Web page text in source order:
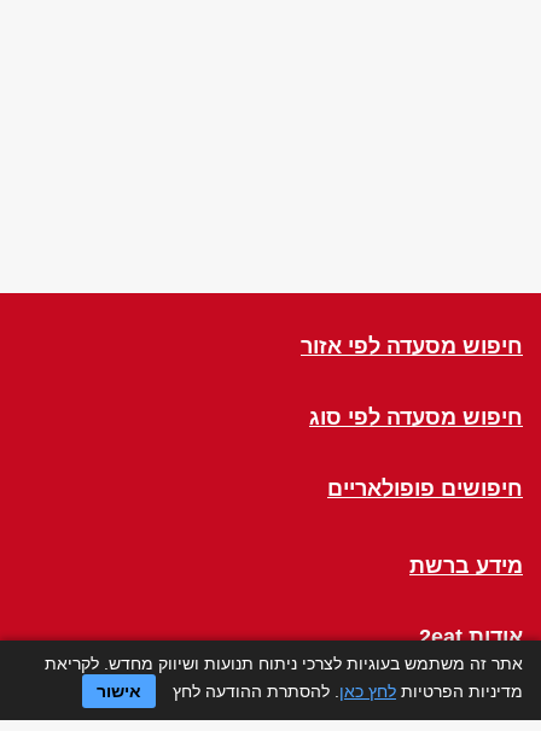
חיפוש מסעדה לפי אזור
חיפוש מסעדה לפי סוג
חיפושים פופולאריים
מידע ברשת
אודות 2eat
Click a Table
אתר זה משתמש בעוגיות לצרכי ניתוח תנועות ושיווק מחדש. לקריאת
מדיניות הפרטיות לחץ כאן . להסתרת ההודעה לחץ אישור